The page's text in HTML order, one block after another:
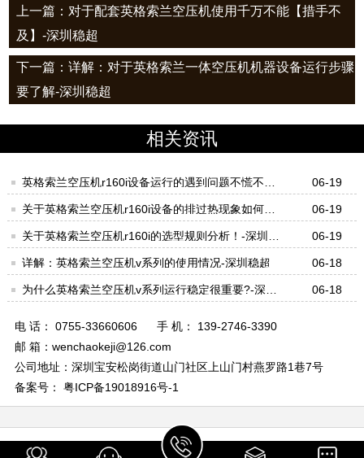
上一篇：对于配套英格索兰空压机使用千万不能【措手不
及】-深圳稳超
下一篇：详解：对于英格索兰一体空压机机器设备运行步骤
要了解-深圳稳超
相关资讯
英格索兰空压机r160i设备运行的遇到问题不慌不忙
才对！-深圳稳超
06-19
关于英格索兰空压机r160i设备的排过热现象如何处
理好？-深圳稳超
06-19
关于英格索兰空压机r160i的选型规则分析！-深圳稳
超
06-19
详解：英格索兰空压机v系列的使用情况-深圳稳超 06-18
为什么英格索兰空压机v系列运行稳定很重要?-深圳
06-18
电 话： 0755-33660606
手 机： 139-2746-3390
邮 箱：wenchaokeji@126.com
公司地址：深圳宝安松岗街道山门社区上山门村燕罗路1巷7号
备案号： 粤ICP备19018916号-1